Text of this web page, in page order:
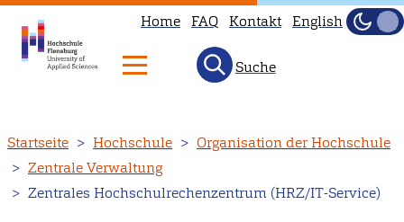
zum
Inhalt
Home FAQ Kontakt English
Hell
Suche
Startseite Hochschule
Organisation der Hochschule
Zentrale Verwaltung
Zentrales Hochschulrechenzentrum (HRZ/IT-Service)